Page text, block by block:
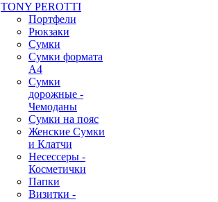
TONY PEROTTI
Портфели
Рюкзаки
Сумки
Сумки формата
А4
Сумки
дорожные -
Чемоданы
Сумки на пояс
Женские Сумки
и Клатчи
Несессеры -
Косметички
Папки
Визитки -
❄